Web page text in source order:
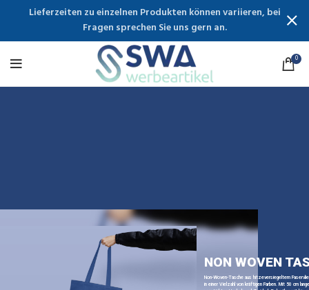
0
NON WOVEN
Non-Woven-Tasche aus hitzeversiegeltem
in einer Vielzahl von kräftigen Farben. Mit 50 cm
Lieferzeiten zu einzelnen Produkten können variieren, bei
Fragen sprechen Sie uns gern an.